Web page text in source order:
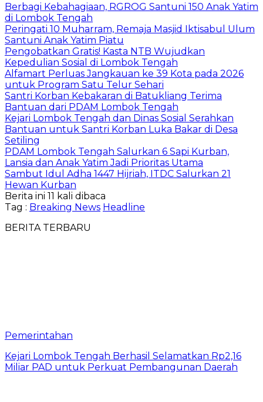
Berbagi Kebahagiaan, RGROG Santuni 150 Anak Yatim
di Lombok Tengah
Peringati 10 Muharram, Remaja Masjid Iktisabul Ulum
Santuni Anak Yatim Piatu
Pengobatkan Gratis! Kasta NTB Wujudkan
Kepedulian Sosial di Lombok Tengah
Alfamart Perluas Jangkauan ke 39 Kota pada 2026
untuk Program Satu Telur Sehari
Santri Korban Kebakaran di Batukliang Terima
Bantuan dari PDAM Lombok Tengah
Kejari Lombok Tengah dan Dinas Sosial Serahkan
Bantuan untuk Santri Korban Luka Bakar di Desa
Setiling
PDAM Lombok Tengah Salurkan 6 Sapi Kurban,
Lansia dan Anak Yatim Jadi Prioritas Utama
Sambut Idul Adha 1447 Hijriah, ITDC Salurkan 21
Hewan Kurban
Berita ini 11 kali dibaca
Tag : Breaking News Headline
BERITA TERBARU
Pemerintahan
Kejari Lombok Tengah Berhasil Selamatkan Rp2,16
Miliar PAD untuk Perkuat Pembangunan Daerah